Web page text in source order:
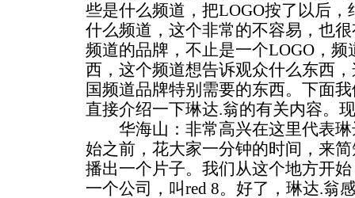
些是什么频道，把LOGO按了以后
什么频道，这个非常的不容易，也
频道的品牌，不止是一个LOGO，
西，这个频道想告诉观众什么东西
国频道品牌特别需要的东西。下面
直接介绍一下琳达.翁的有关内容。
华海山：非常高兴在这里代表琳
始之前，花大家一分钟的时间，来
播出一个片子。我们从这个地方开
一个公司，叫red 8。好了，琳达.翁